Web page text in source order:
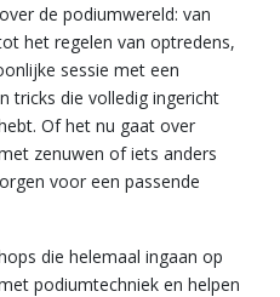
de podiumwereld: van
het regelen van optredens,
sessie met een
tricks die volledig ingericht
Of het nu gaat over
zenuwen of iets anders
voor een passende
die helemaal ingaan op
podiumtechniek en helpen